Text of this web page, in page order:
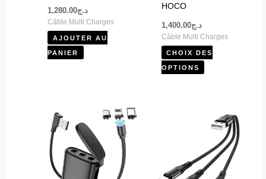
د.ج1,280.00
Câble Multi Charges
AJOUTER AU
PANIER
HOCO
د.ج1,400.00
Câble Multi Charges
CHOIX DES
OPTIONS
produit
produit
plusieurs
variations.